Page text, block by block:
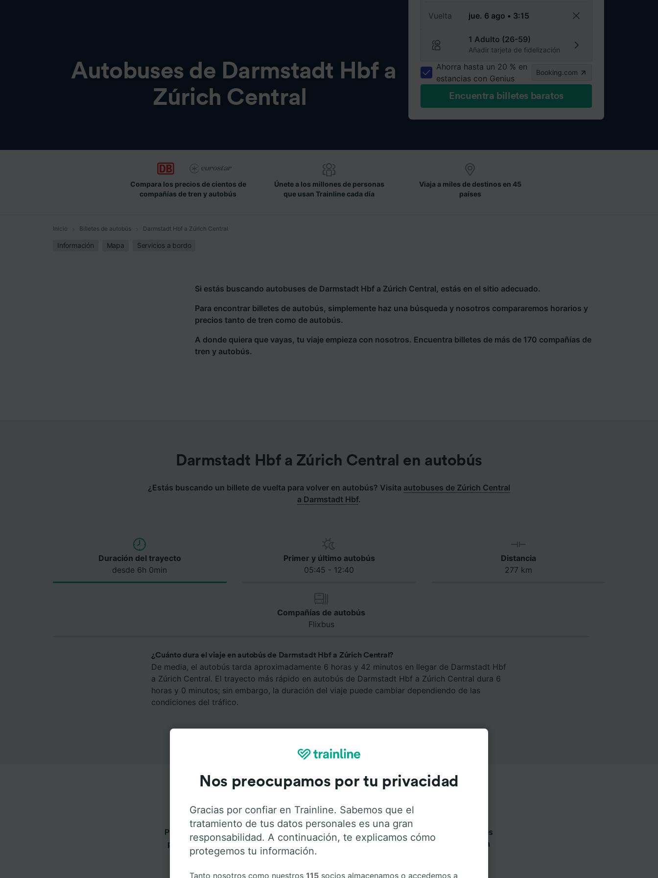
Autobuses de Darmstadt Hbf a
Zúrich Central
Vuelta
1 Adulto (26-59)
Añadir tarjeta de fidelización
Ahorra hasta un 20 % en
estancias con Genius
Booking.com
Encuentra billetes baratos
Compara los precios de cientos de
compañías de tren y autobús
Únete a los millones de personas
que usan Trainline cada día
Viaja a miles de destinos en 45
países
Inicio Billetes de autobús Darmstadt Hbf a Zúrich Central
Información Mapa Servicios a bordo
Si estás buscando autobuses de Darmstadt Hbf a Zúrich Central, estás en el sitio adecuado.
Para encontrar billetes de autobús, simplemente haz una búsqueda y nosotros compararemos horarios y
precios tanto de tren como de autobús.
A donde quiera que vayas, tu viaje empieza con nosotros. Encuentra billetes de más de 170 compañías de
tren y autobús.
Darmstadt Hbf a Zúrich Central en autobús
¿Estás buscando un billete de vuelta para volver en autobús? Visita autobuses de Zúrich Central
a Darmstadt Hbf.
Duración del trayecto
desde 6h 0min
Primer y último autobús
05:45 - 12:40
Distancia
277 km
Compañías de autobús
Flixbus
¿Cuánto dura el viaje en autobús de Darmstadt Hbf a Zúrich Central?
De media, el autobús tarda aproximadamente 6 horas y 42 minutos en llegar de Darmstadt Hbf
a Zúrich Central. El trayecto más rápido en autobús de Darmstadt Hbf a Zúrich Central dura 6
horas y 0 minutos; sin embargo, la duración del viaje puede cambiar dependiendo de las
condiciones del tráfico.
Servicios a bordo
Puedes viajar de Darmstadt Hbf a Zúrich Central con Flixbus
. Haz click en las siguientes
pestañas para obtener más información sobre los servicios que ofrece cada compañía
Nos preocupamos por tu privacidad
Gracias por confiar en Trainline. Sabemos que el
tratamiento de tus datos personales es una gran
responsabilidad. A continuación, te explicamos cómo
protegemos tu información.
Tanto nosotros como nuestros 115 socios almacenamos o accedemos a